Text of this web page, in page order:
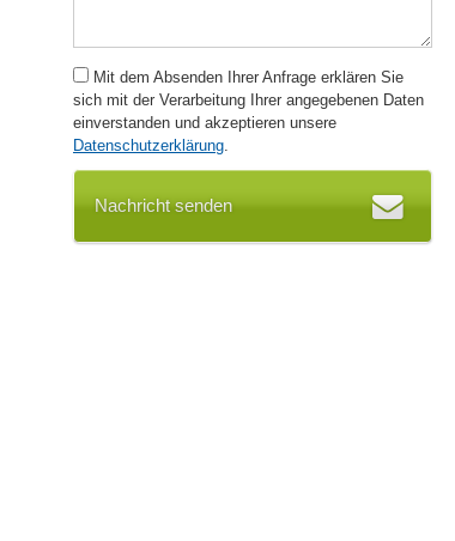
Mit dem Absenden Ihrer Anfrage erklären Sie
sich mit der Verarbeitung Ihrer angegebenen Daten
einverstanden und akzeptieren unsere
Datenschutzerklärung.
Nachricht senden